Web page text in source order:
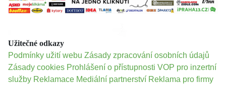
Užitečné odkazy
Podmínky užití webu Zásady zpracování osobních údajů
Zásady cookies Prohlášení o přístupnosti VOP pro inzertní
služby Reklamace Mediální partnerství Reklama pro firmy